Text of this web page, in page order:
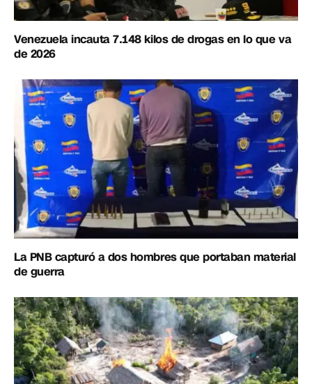
Venezuela incauta 7.148 kilos de drogas en lo que va
de 2026
La PNB capturó a dos hombres que portaban material
de guerra